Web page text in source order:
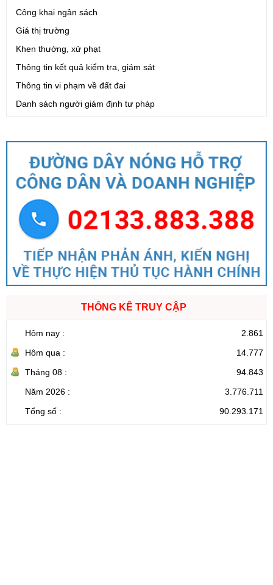
Công khai ngân sách
Giá thị trường
Khen thưởng, xử phạt
Thông tin kết quả kiểm tra, giám sát
Thông tin vi phạm về đất đai
Danh sách người giám định tư pháp
THỐNG KÊ TRUY CẬP
Hôm nay :
2.861
Hôm qua :
14.777
Tháng 08 :
94.843
Năm 2026 :
3.776.711
Tổng số :
90.293.171